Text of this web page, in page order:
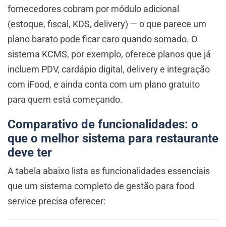
fornecedores cobram por módulo adicional
(estoque, fiscal, KDS, delivery) — o que parece um
plano barato pode ficar caro quando somado. O
sistema KCMS, por exemplo, oferece planos que já
incluem PDV, cardápio digital, delivery e integração
com iFood, e ainda conta com um plano gratuito
para quem está começando.
Comparativo de funcionalidades: o
que o melhor sistema para restaurante
deve ter
A tabela abaixo lista as funcionalidades essenciais
que um sistema completo de gestão para food
service precisa oferecer: